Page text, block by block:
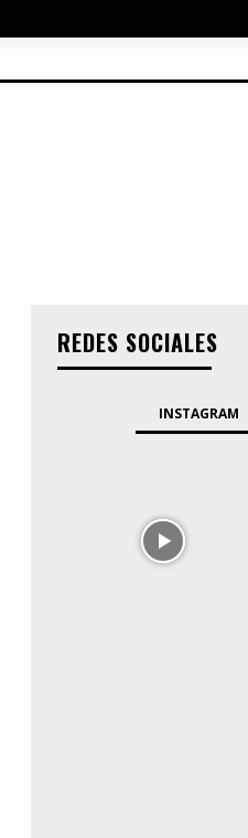
REDES SOCIALES
INSTAGRAM